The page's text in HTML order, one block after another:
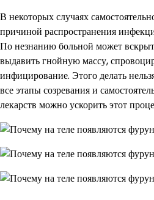
В некоторых случаях
причиной распространения
По незнанию больной может
выдавить гнойную массу,
инфицирование. Этого делать
все этапы созревания и
лекарств можно ускорить этот